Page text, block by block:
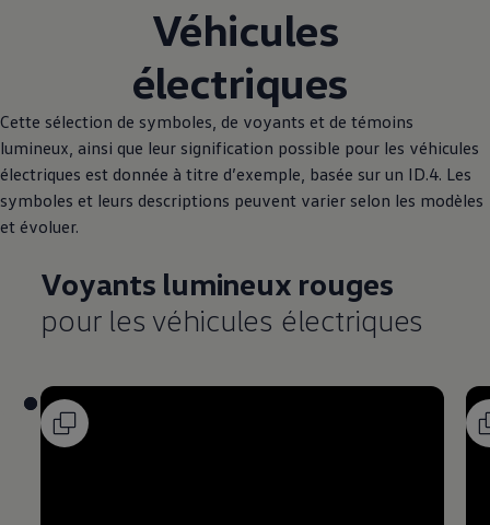
Véhicules
électriques
Cette sélection de symboles, de voyants et de témoins
lumineux, ainsi que leur signification possible pour les véhicules
électriques est donnée à titre d’exemple, basée sur un ID.4. Les
symboles et leurs descriptions peuvent varier selon les modèles
et évoluer.
Voyants lumineux rouges
pour les véhicules électriques